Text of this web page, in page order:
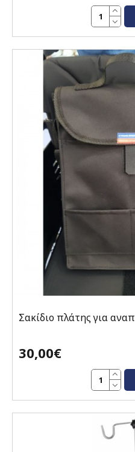
Σακίδιο πλάτης για
30,00€